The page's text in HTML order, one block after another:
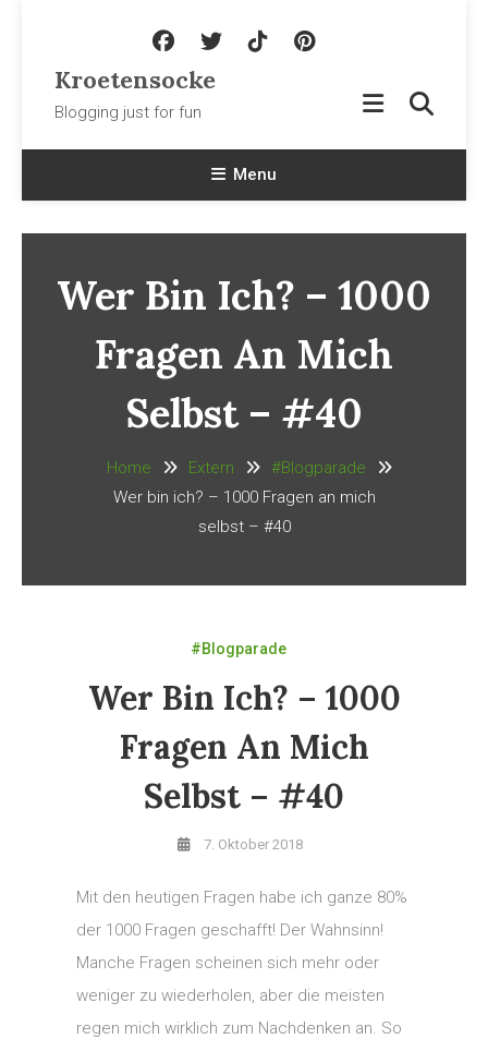
Kroetensocke
Blogging just for fun
Menu
Wer Bin Ich? – 1000
Fragen An Mich
Selbst – #40
Home Extern
#Blogparade
Wer bin ich? – 1000 Fragen an mich
selbst – #40
#Blogparade
Wer Bin Ich? – 1000
Fragen An Mich
Selbst – #40
7. Oktober 2018
Mit den heutigen Fragen habe ich ganze 80%
der 1000 Fragen geschafft! Der Wahnsinn!
Manche Fragen scheinen sich mehr oder
weniger zu wiederholen, aber die meisten
regen mich wirklich zum Nachdenken an. So